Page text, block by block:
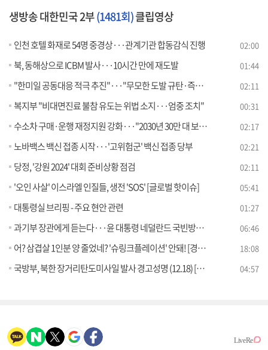
생방송 대한민국 2부(1481회)클립영상
인천 호텔 화재로 54명 중경상···관계기관 합동감식 진행 02:00
북, 동해상으로 ICBM 발사···10시간 만에 재도발 01:44
"한미일 공동대응 적극 추진"···"무모한 도발 규탄·즉각 중단" 02:11
복지부 "비대면진료 불참 유도는 위법 소지···엄중 조치" 00:31
수소차 구매·운행 재정지원 강화···"2030년 30만 대 보급" 02:17
노바백스 백신 접종 시작···'고위험군' 백신 접종 당부 02:21
당정, '강원 2024' 대회 준비상황 점검 02:11
'오인 사살' 이스라엘 인질들, 생전 'SOS' [글로벌 핫이슈] 05:41
대통령실 브리핑 - 주요 현안 관련 01:27
과기부 장관에게 듣는다···윤 대통령 네덜란드 국빈방문 성과는? 06:46
어? 삼겹살 1인분 양 줄었네? '슈링크플레이션' 안돼! [경제&이슈] 18:08
국방부, 북한 장거리탄도미사일 발사 경고성명 (12.18) [브리핑 인사이트] 04:57